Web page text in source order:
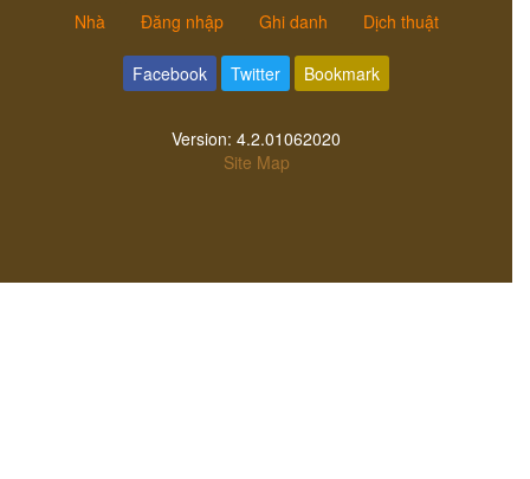
Nhà Đăng nhập Ghi danh Dịch thuật
Facebook Twitter Bookmark
Version: 4.2.01062020
Site Map